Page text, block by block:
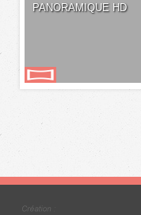
PANORAMIQUE HD